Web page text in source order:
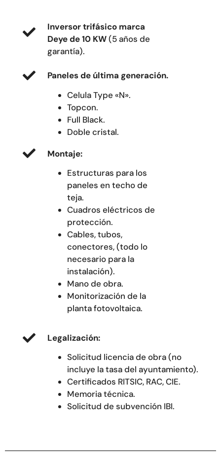
Inversor trifásico marca
Deye de 10 KW(5 años de
garantía).
Paneles de última generación.
Celula Type «N».
Topcon.
Full Black.
Doble cristal.
Montaje:
Estructuras para los
paneles en techo de
teja.
Cuadros eléctricos de
protección.
Cables, tubos,
conectores, (todo lo
necesario para la
instalación).
Mano de obra.
Monitorización de la
planta fotovoltaica.
Legalización:
Solicitud licencia de obra (no
incluye la tasa del ayuntamiento).
Certificados RITSIC, RAC, CIE.
Memoria técnica.
Solicitud de subvención IBI.